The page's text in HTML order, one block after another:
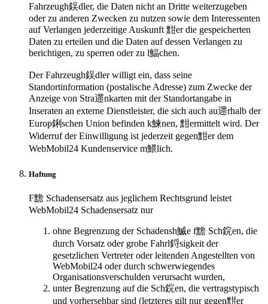
Fahrzeugh鋘dler, die Daten nicht an Dritte weiterzugeben
oder zu anderen Zwecken zu nutzen sowie dem Interessenten
auf Verlangen jederzeitige Auskunft 黚er die gespeicherten
Daten zu erteilen und die Daten auf dessen Verlangen zu
berichtigen, zu sperren oder zu l鰏chen.
Der Fahrzeugh鋘dler willigt ein, dass seine
Standortinformation (postalische Adresse) zum Zwecke der
Anzeige von Stra遝nkarten mit der Standortangabe in
Inseraten an externe Dienstleister, die sich auch au遝rhalb der
Europ鋓schen Union befinden k鰊nen, 黚ermittelt wird. Der
Widerruf der Einwilligung ist jederzeit gegen黚er dem
WebMobil24 Kundenservice m鰃lich.
Haftung
F黵 Schadensersatz aus jeglichem Rechtsgrund leistet
WebMobil24 Schadensersatz nur
ohne Begrenzung der Schadensh鰄e f黵 Sch鋎en, die
durch Vorsatz oder grobe Fahrl鋝sigkeit der
gesetzlichen Vertreter oder leitenden Angestellten von
WebMobil24 oder durch schwerwiegendes
Organisationsverschulden verursacht wurden,
unter Begrenzung auf die Sch鋎en, die vertragstypisch
und vorhersehbar sind (letzteres gilt nur gegen黚er